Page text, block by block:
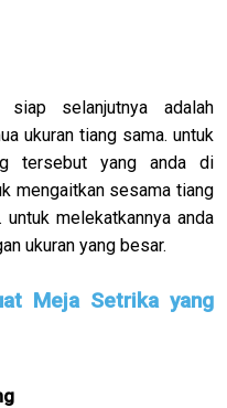
selanjutnya adalah
ukuran tiang sama. untuk
tersebut yang anda di
mengaitkan sesama tiang
melekatkannya anda
ukuran yang besar.
Meja Setrika yang